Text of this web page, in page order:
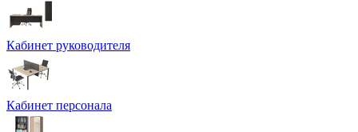
Кабинет руководителя
Кабинет персонала